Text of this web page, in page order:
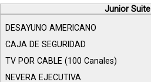
Junior Suite
DESAYUNO AMERICANO
CAJA DE SEGURIDAD
TV POR CABLE (100 Canales)
NEVERA EJECUTIVA